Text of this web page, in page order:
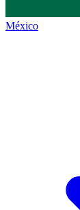
México